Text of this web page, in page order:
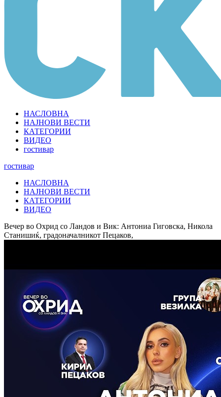
НАСЛОВНА
НАЈНОВИ ВЕСТИ
КАТЕГОРИИ
ВИДЕО
гостивар
гостивар
НАСЛОВНА
НАЈНОВИ ВЕСТИ
КАТЕГОРИИ
ВИДЕО
Вечер во Охрид со Ландов и Вик: Антониа Гиговска, Никола
Станишиќ, градоначалникот Пецаков,